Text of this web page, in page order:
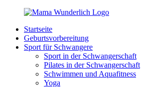
Zurück
Inhalt
MamaWunderlich.de
Mutti
sein
wunderbar!
Startseite
Geburtsvorbereitung
Sport für Schwangere
Sport in der Schwangerschaft
Pilates in der Schwangerschaft
Schwimmen und Aquafitness
Yoga